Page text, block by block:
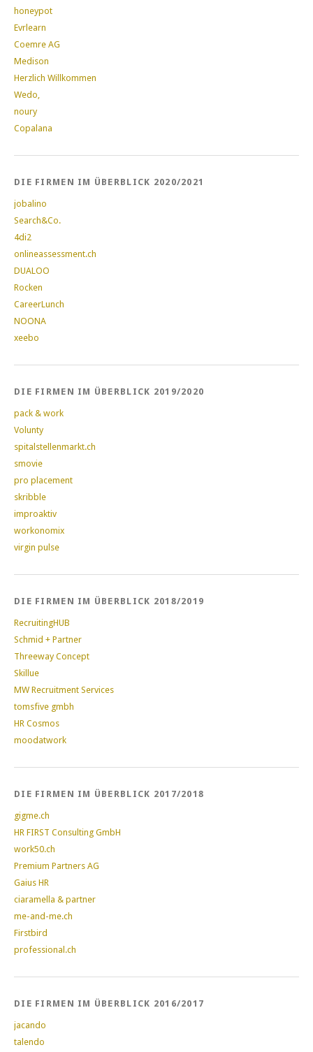
honeypot
Evrlearn
Coemre AG
Medison
Herzlich Willkommen
Wedo,
noury
Copalana
DIE FIRMEN IM ÜBERBLICK 2020/2021
jobalino
Search&Co.
4di2
onlineassessment.ch
DUALOO
Rocken
CareerLunch
NOONA
xeebo
DIE FIRMEN IM ÜBERBLICK 2019/2020
pack & work
Volunty
spitalstellenmarkt.ch
smovie
pro placement
skribble
improaktiv
workonomix
virgin pulse
DIE FIRMEN IM ÜBERBLICK 2018/2019
RecruitingHUB
Schmid + Partner
Threeway Concept
Skillue
MW Recruitment Services
tomsfive gmbh
HR Cosmos
moodatwork
DIE FIRMEN IM ÜBERBLICK 2017/2018
gigme.ch
HR FIRST Consulting GmbH
work50.ch
Premium Partners AG
Gaius HR
ciaramella & partner
me-and-me.ch
Firstbird
professional.ch
DIE FIRMEN IM ÜBERBLICK 2016/2017
jacando
talendo